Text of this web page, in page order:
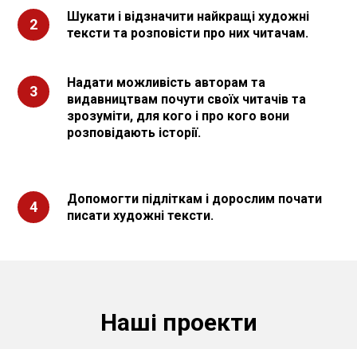
2
Шукати і відзначити найкращі художні
тексти та розповісти про них читачам.
3
Надати можливість авторам та
видавництвам почути своїх читачів та
зрозуміти, для кого і про кого вони
розповідають історії.
4
Допомогти підліткам і дорослим почати
писати художні тексти.
Наші проекти